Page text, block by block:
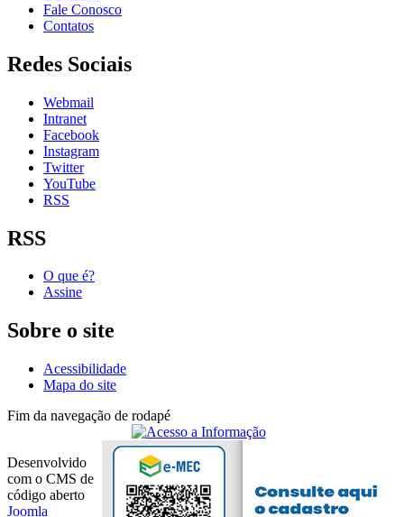
Fale Conosco
Contatos
Redes Sociais
Webmail
Intranet
Facebook
Instagram
Twitter
YouTube
RSS
RSS
O que é?
Assine
Sobre o site
Acessibilidade
Mapa do site
Fim da navegação de rodapé
Desenvolvido
com o CMS de
código aberto
Joomla